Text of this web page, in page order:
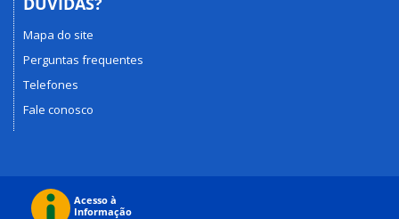
Mapa do site
Perguntas frequentes
Telefones
Fale conosco